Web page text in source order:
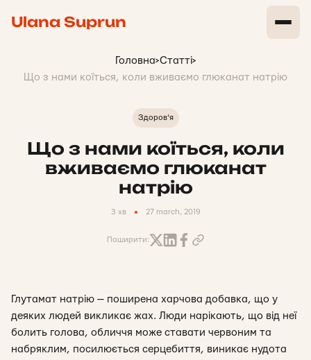
Ulana Suprun
Головна>Статті>
Що з нами коїться, коли вживаємо глюканат натрію
Здоров'я
Що з нами коїться, коли
вживаємо глюканат
натрію
3 хв 27 march, 2019
Поширити:
Глутамат натрію — поширена харчова добавка, що у
деяких людей викликає жах. Люди нарікають, що від неї
болить голова, обличчя може ставати червоним та
набряклим, посилюється серцебиття, виникає нудота